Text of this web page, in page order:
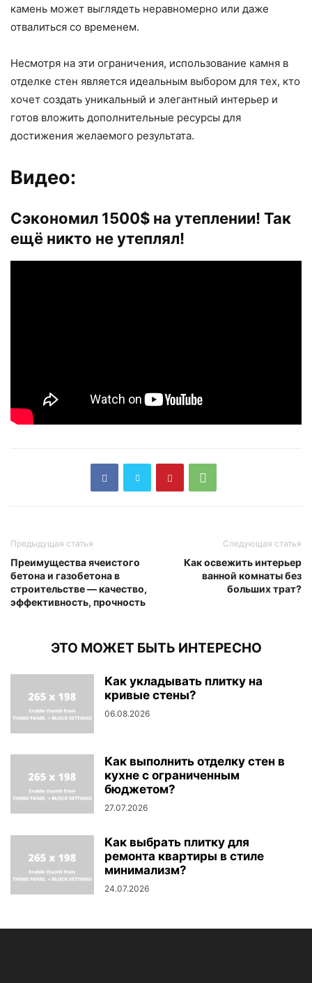
камень может выглядеть неравномерно или даже
отвалиться со временем.
Несмотря на эти ограничения, использование камня в
отделке стен является идеальным выбором для тех, кто
хочет создать уникальный и элегантный интерьер и
готов вложить дополнительные ресурсы для
достижения желаемого результата.
Видео:
Сэкономил 1500$ на утеплении! Так
ещё никто не утеплял!
Предыдущая статья
Преимущества ячеистого
бетона и газобетона в
строительстве — качество,
эффективность, прочность
Следующая статья
Как освежить интерьер
ванной комнаты без
больших трат?
ЭТО МОЖЕТ БЫТЬ ИНТЕРЕСНО
Как укладывать плитку на
кривые стены?
06.08.2026
Как выполнить отделку стен в
кухне с ограниченным
бюджетом?
27.07.2026
Как выбрать плитку для
ремонта квартиры в стиле
минимализм?
24.07.2026